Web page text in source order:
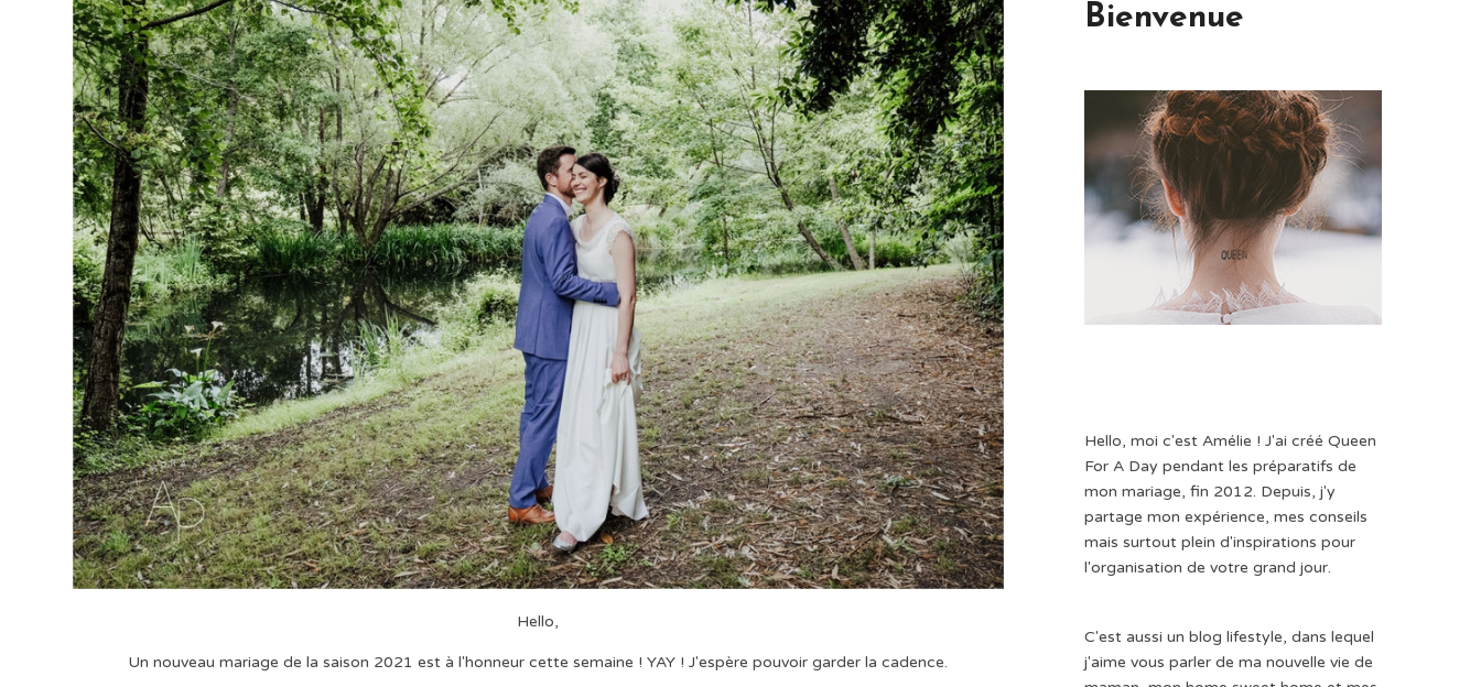
Hello,
Un nouveau mariage de la saison 2021 est à l'honneur cette semaine ! YAY ! J'espère pouvoir garder la cadence.
Bienvenue
Hello, moi c'est Amélie ! J'ai créé Queen
For A Day pendant les préparatifs de
mon mariage, fin 2012. Depuis, j'y
partage mon expérience, mes conseils
mais surtout plein d'inspirations pour
l'organisation de votre grand jour.
C'est aussi un blog lifestyle, dans lequel
j'aime vous parler de ma nouvelle vie de